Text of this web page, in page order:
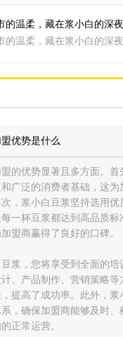
的温柔，藏在浆小白的深
的温柔，藏在浆小白的深
优势是什么
的优势显著且多方面。首
广泛的消费者基础，这为
，浆小白豆浆坚持选用优
一杯豆浆都达到高品质标
盟商赢得了良好的口碑。
浆，您将享受到全面的培
、产品制作、营销策略等
提高了成功率。此外，浆
，确保加盟商能够及时、
正常运营。